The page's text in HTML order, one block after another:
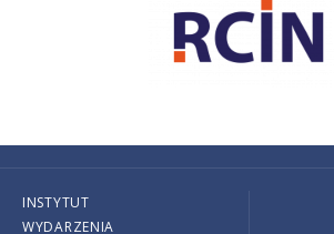
INSTYTUT
WYDARZENIA